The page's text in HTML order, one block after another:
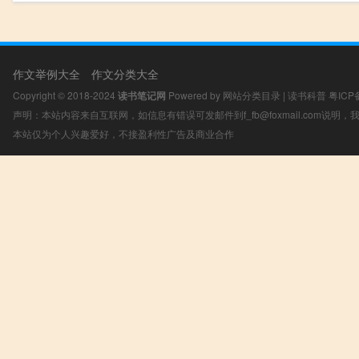
作文举例大全 作文分类大全
Copyright © 2018-2024 读书笔记网 Powered by 网站分类目录 | 读书科普 粤ICP
声明：本站内容来自互联网，如信息有错误可发邮件到f_fb@foxmail.com说明，
本站仅为个人兴趣爱好，不接盈利性广告及商业合作